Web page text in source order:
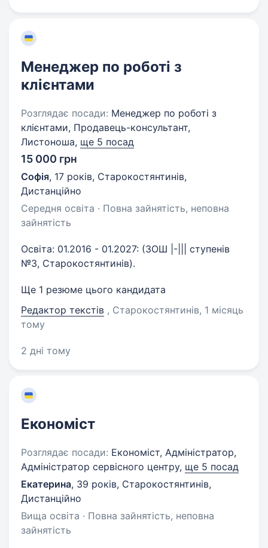
Менеджер по роботі з
клієнтами
Розглядає посади: Менеджер по роботі з
клієнтами, Продавець-консультант,
Листоноша, ще 5 посад
15 000 грн
Софія, 17 років, Старокостянтинів,
Дистанційно
Середня освіта · Повна зайнятість, неповна
зайнятість
Освіта: 01.2016 - 01.2027: (ЗОШ |-||| ступенів
№3, Старокостянтинів).
Ще 1 резюме цього кандидата
Редактор текстів , Старокостянтинів, 1 місяць
тому
2 дні тому
Економіст
Розглядає посади: Економіст, Адміністратор,
Адміністратор сервісного центру, ще 5 посад
Екатерина, 39 років, Старокостянтинів,
Дистанційно
Вища освіта · Повна зайнятість, неповна
зайнятість